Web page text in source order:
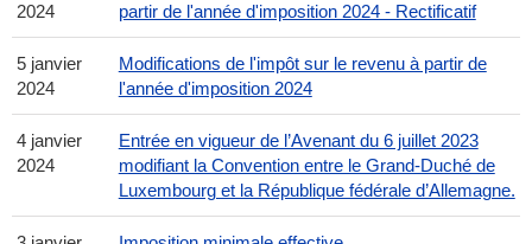
2024
partir de l'année d'imposition 2024 - Rectificatif
5 janvier
2024
Modifications de l'impôt sur le revenu à partir de
l'année d'imposition 2024
4 janvier
2024
Entrée en vigueur de l’Avenant du 6 juillet 2023
modifiant la Convention entre le Grand-Duché de
Luxembourg et la République fédérale d’Allemagne.